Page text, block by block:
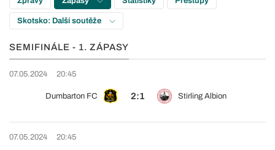
Skotsko: Další soutěže
SEMIFINÁLE - 1. ZÁPASY
07.05.2024 20:45
Dumbarton FC 2:1 Stirling Albion
07.05.2024 20:45